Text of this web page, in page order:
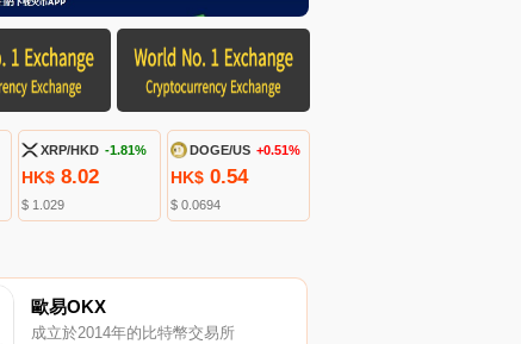
XRP/HKD -1.81%
HK$ 8.02
$ 1.029
DOGE/US +0.51%
HK$ 0.54
$ 0.0694
歐易OKX
成立於2014年的比特幣交易所